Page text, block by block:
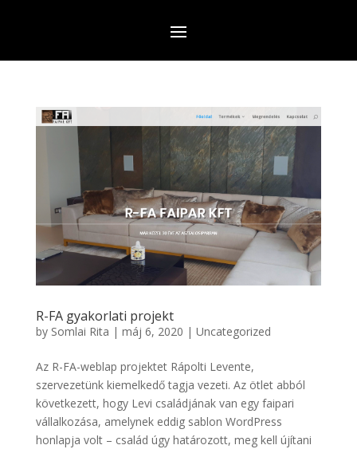
R-FA gyakorlati projekt
by Somlai Rita | máj 6, 2020 | Uncategorized
Az R-FA-weblap projektet Rápolti Levente,
szervezetünk kiemelkedő tagja vezeti. Az ötlet abból
következett, hogy Levi családjának van egy faipari
vállalkozása, amelynek eddig sablon WordPress
honlapja volt – család úgy határozott, meg kell újítani